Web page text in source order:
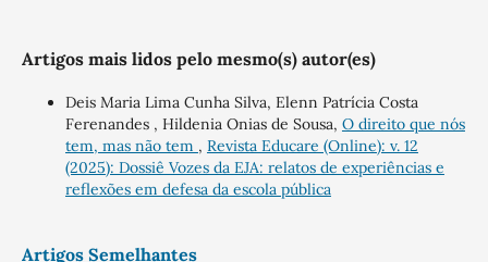
Artigos mais lidos pelo mesmo(s) autor(es)
Deis Maria Lima Cunha Silva, Elenn Patrícia Costa
Ferenandes , Hildenia Onias de Sousa, O direito que nós
tem, mas não tem , Revista Educare (Online): v. 12
(2025): Dossiê Vozes da EJA: relatos de experiências e
reflexões em defesa da escola pública
Artigos Semelhantes